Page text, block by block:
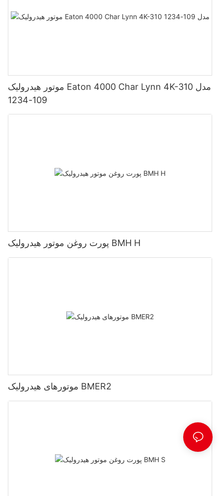
موتور هیدرولیک Eaton 4000 Char Lynn 4K-310 مدل
109-1234
پورت روغن موتور هیدرولیک BMH H
موتورهای هیدرولیک BMER2